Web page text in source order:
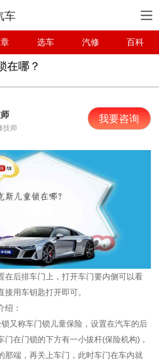
车
选车 汽修 百科
在哪？
技师
我要咨询
在后排车门上，打开车门要内侧可以看
接用车钥匙打开即可。
绍：
又称车门锁儿童保险，设置在汽车的后
门在门锁的下方有一小拔杆(保险机构)，
那端，再关上车门，此时车门在车内就